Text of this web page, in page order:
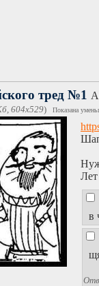
тред №1
604x529) Показана
Лет
в